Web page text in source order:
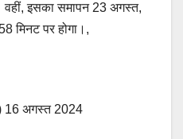
वहीं, इसका समापन 23 अगस्त,
मिनट पर होगा।,
16 अगस्त 2024